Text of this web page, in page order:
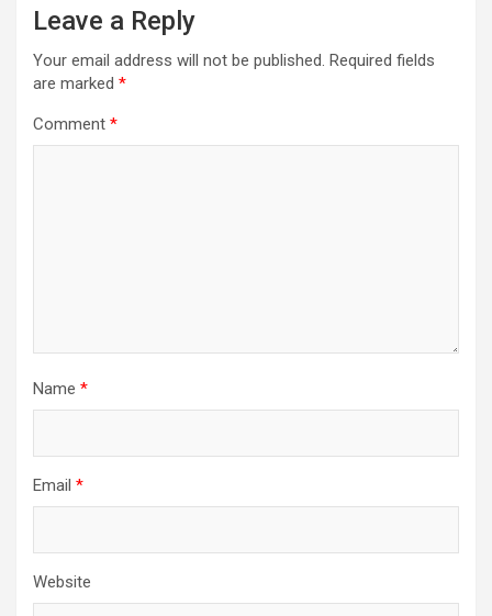
Leave a Reply
Your email address will not be published. Required fields
are marked *
Comment *
Name *
Email *
Website